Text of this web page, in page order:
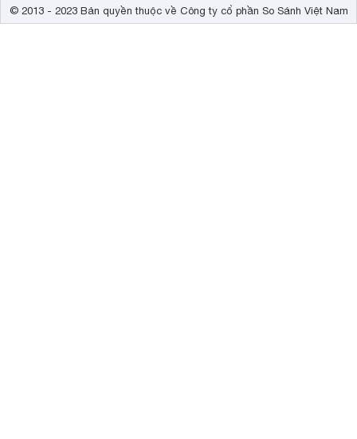
© 2013 - 2023 Bản quyền thuộc về Công ty cổ phần So Sánh Việt Nam